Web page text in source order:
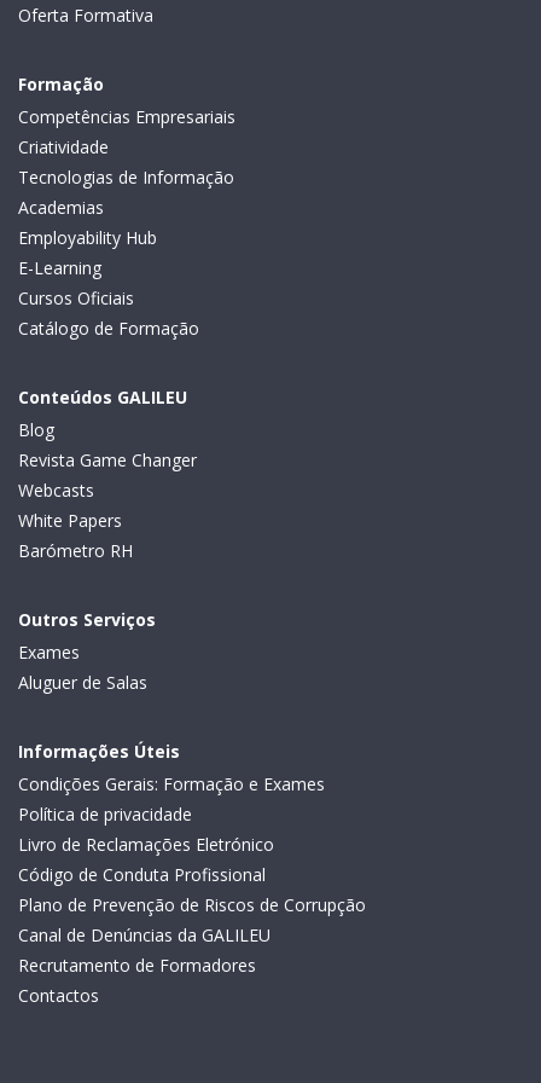
Oferta Formativa
Formação
Competências Empresariais
Criatividade
Tecnologias de Informação
Academias
Employability Hub
E-Learning
Cursos Oficiais
Catálogo de Formação
Conteúdos GALILEU
Blog
Revista Game Changer
Webcasts
White Papers
Barómetro RH
Outros Serviços
Exames
Aluguer de Salas
Informações Úteis
Condições Gerais: Formação e Exames
Política de privacidade
Livro de Reclamações Eletrónico
Código de Conduta Profissional
Plano de Prevenção de Riscos de Corrupção
Canal de Denúncias da GALILEU
Recrutamento de Formadores
Contactos